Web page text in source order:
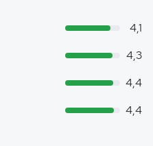
4,1
4,3
4,4
4,4